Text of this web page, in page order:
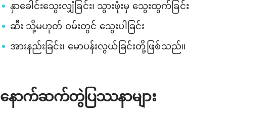
နှာခေါင်းသွေးလျှံခြင်း၊ သွားဖုံးမှ သွေးထွက်ခြင်း
ဆီး သို့မဟုတ် ဝမ်းတွင် သွေးပါခြင်း
အားနည်းခြင်း၊ မောပန်းလွယ်ခြင်းတို့ဖြစ်သည်။
နောက်ဆက်တွဲပြဿနာများ